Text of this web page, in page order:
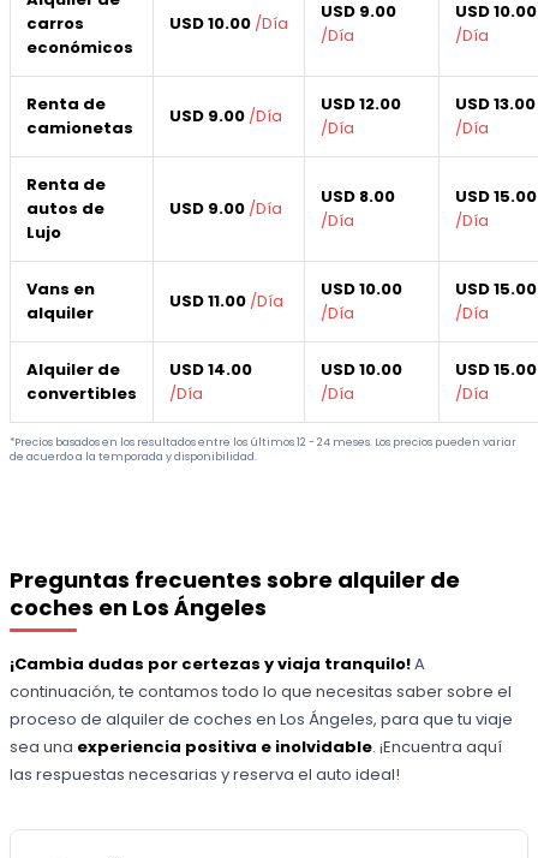
carros
económicos
USD 10.00 /Día
USD 9.00
/Día
USD 10.00
/Día
Renta de
camionetas
USD 9.00 /Día
USD 12.00
/Día
USD 13.00
/Día
Renta de
autos de
Lujo
USD 9.00 /Día
USD 8.00
/Día
USD 15.00
/Día
Vans en
alquiler
USD 11.00 /Día
USD 10.00
/Día
USD 15.00
/Día
Alquiler de
convertibles
USD 14.00
/Día
USD 10.00
/Día
USD 15.00
/Día
*Precios basados en los resultados entre los últimos 12 - 24 meses. Los precios pueden variar
de acuerdo a la temporada y disponibilidad.
Preguntas frecuentes sobre alquiler de
coches en Los Ángeles
¡Cambia dudas por certezas y viaja tranquilo!A
continuación, te contamos todo lo que necesitas saber sobre el
proceso de alquiler de coches en Los Ángeles, para que tu viaje
sea una experiencia positiva e inolvidable. ¡Encuentra aquí
las respuestas necesarias y reserva el auto ideal!